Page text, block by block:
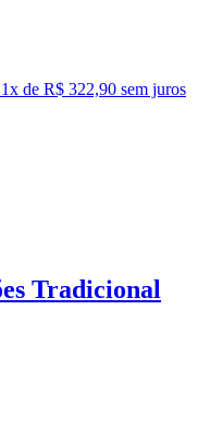
1x de R$ 322,90 sem juros
Tradicional